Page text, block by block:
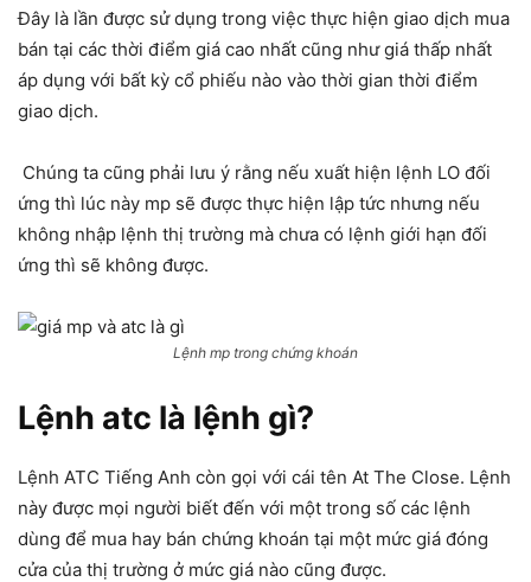
Đây là lần được sử dụng trong việc thực hiện giao dịch mua
bán tại các thời điểm giá cao nhất cũng như giá thấp nhất
áp dụng với bất kỳ cổ phiếu nào vào thời gian thời điểm
giao dịch.
Chúng ta cũng phải lưu ý rằng nếu xuất hiện lệnh LO đối
ứng thì lúc này mp sẽ được thực hiện lập tức nhưng nếu
không nhập lệnh thị trường mà chưa có lệnh giới hạn đối
ứng thì sẽ không được.
Lệnh mp trong chứng khoán
Lệnh atc là lệnh gì?
Lệnh ATC Tiếng Anh còn gọi với cái tên At The Close. Lệnh
này được mọi người biết đến với một trong số các lệnh
dùng để mua hay bán chứng khoán tại một mức giá đóng
cửa của thị trường ở mức giá nào cũng được.